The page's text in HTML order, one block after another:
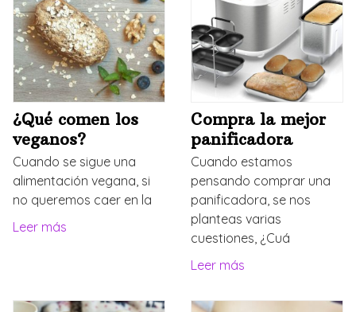
¿Qué comen los
veganos?
Cuando se sigue una
alimentación vegana, si
no queremos caer en la
Leer más
Compra la mejor
panificadora
Cuando estamos
pensando comprar una
panificadora, se nos
planteas varias
cuestiones, ¿Cuá
Leer más